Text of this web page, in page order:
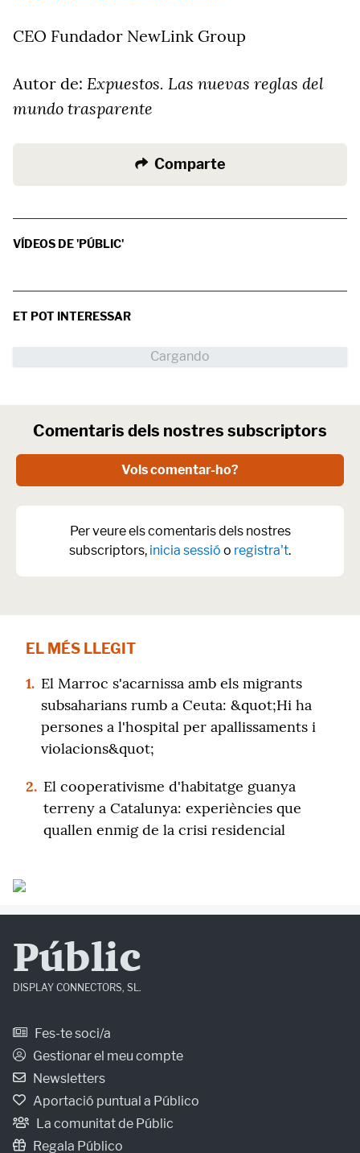
CEO Fundador NewLink Group
Autor de: Expuestos. Las nuevas reglas del
mundo trasparente
Comparte
VÍDEOS DE 'PÚBLIC'
ET POT INTERESSAR
Comentaris dels nostres subscriptors
Vols comentar-ho?
Per veure els comentaris dels nostres
subscriptors, inicia sessió o registra't.
EL MÉS LLEGIT
1. El Marroc s'acarnissa amb els migrants
subsaharians rumb a Ceuta: &quot;Hi ha
persones a l'hospital per apallissaments i
violacions&quot;
2. El cooperativisme d'habitatge guanya
terreny a Catalunya: experiències que
quallen enmig de la crisi residencial
Públic
DISPLAY CONNECTORS, SL.
Fes-te soci/a
Gestionar el meu compte
Newsletters
Aportació puntual a Público
La comunitat de Públic
Regala Público